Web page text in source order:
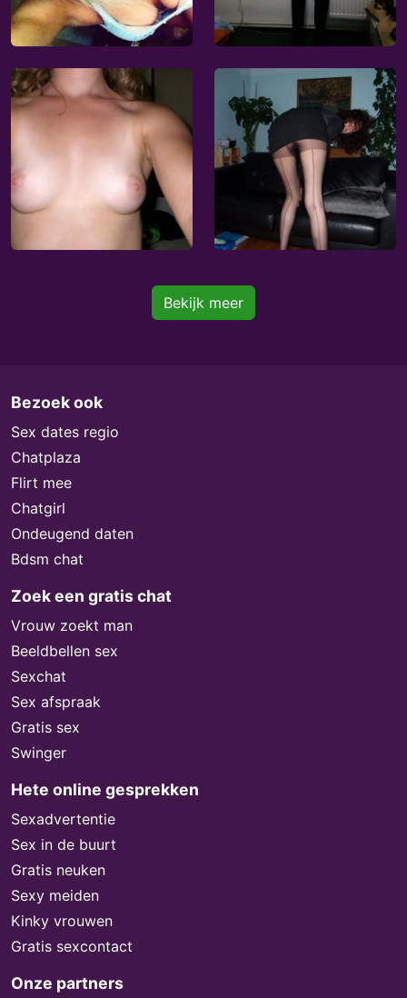
Bekijk meer
Bezoek ook
Sex dates regio
Chatplaza
Flirt mee
Chatgirl
Ondeugend daten
Bdsm chat
Zoek een gratis chat
Vrouw zoekt man
Beeldbellen sex
Sexchat
Sex afspraak
Gratis sex
Swinger
Hete online gesprekken
Sexadvertentie
Sex in de buurt
Gratis neuken
Sexy meiden
Kinky vrouwen
Gratis sexcontact
Onze partners